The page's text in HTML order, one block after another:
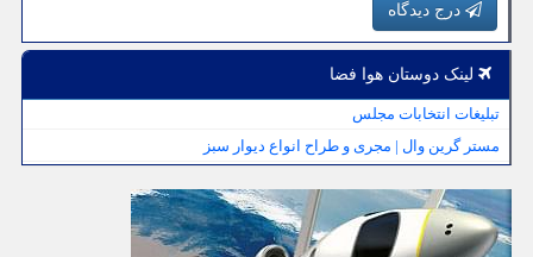
درج دیدگاه
لینک دوستان هوا فضا
تبلیغات انتخابات مجلس
مستر گرین وال | مجری و طراح انواع دیوار سبز